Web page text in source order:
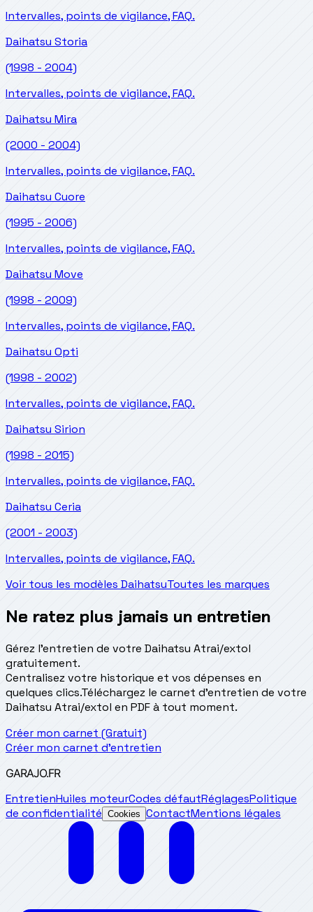
Intervalles, points de vigilance, FAQ.
Daihatsu Storia
(1998 - 2004)
Intervalles, points de vigilance, FAQ.
Daihatsu Mira
(2000 - 2004)
Intervalles, points de vigilance, FAQ.
Daihatsu Cuore
(1995 - 2006)
Intervalles, points de vigilance, FAQ.
Daihatsu Move
(1998 - 2009)
Intervalles, points de vigilance, FAQ.
Daihatsu Opti
(1998 - 2002)
Intervalles, points de vigilance, FAQ.
Daihatsu Sirion
(1998 - 2015)
Intervalles, points de vigilance, FAQ.
Daihatsu Ceria
(2001 - 2003)
Intervalles, points de vigilance, FAQ.
Voir tous les modèles DaihatsuToutes les marques
Ne ratez plus jamais un entretien
Gérez l'entretien de votre Daihatsu Atrai/extol
gratuitement.
Centralisez votre historique et vos dépenses en
quelques clics.Téléchargez le carnet d'entretien de votre
Daihatsu Atrai/extol en PDF à tout moment.
Créer mon carnet (Gratuit)
Créer mon carnet d'entretien
GARAJO.FR
EntretienHuiles moteurCodes défautRéglagesPolitique
de confidentialité Cookies ContactMentions légales